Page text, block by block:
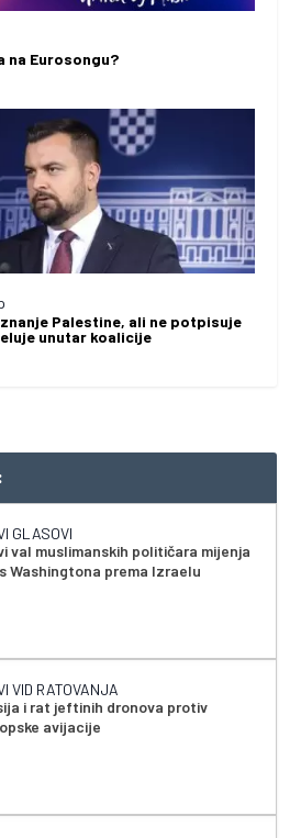
na Eurosongu?
Palestine, ali ne potpisuje
unutar koalicije
GLASOVI
val muslimanskih političara mijenja
Washingtona prema Izraelu
VID RATOVANJA
i rat jeftinih dronova protiv
avijacije